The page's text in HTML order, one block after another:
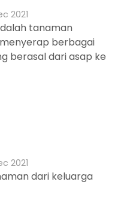
2021
tanaman
berbagai
berasal dari asap ke
2021
dari keluarga